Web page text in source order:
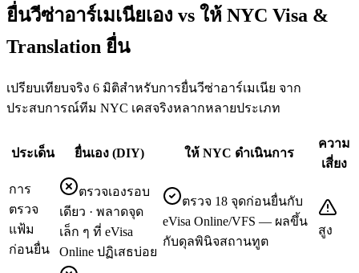
ยื่นวีซ่าอาร์เมเนียเอง vs ให้ NYC Visa &
Translation ยื่น
เปรียบเทียบจริง 6 มิติสำหรับการยื่นวีซ่าอาร์เมเนีย จาก
ประสบการณ์ทีม NYC เคสจริงหลากหลายประเภท
ประเด็น ยื่นเอง (DIY) ให้ NYC ดำเนินการ
ความ
เสี่ยง
การ
ตรวจ
แฟ้ม
ก่อนยื่น
ตรวจเองรอบ
เดียว · พลาดจุด
เล็ก ๆ ที่ eVisa
Online ปฏิเสธบ่อย
ตรวจ 18 จุดก่อนยื่นกับ
eVisa Online/VFS — ผลขึ้น
กับดุลพินิจสถานทูต
สูง